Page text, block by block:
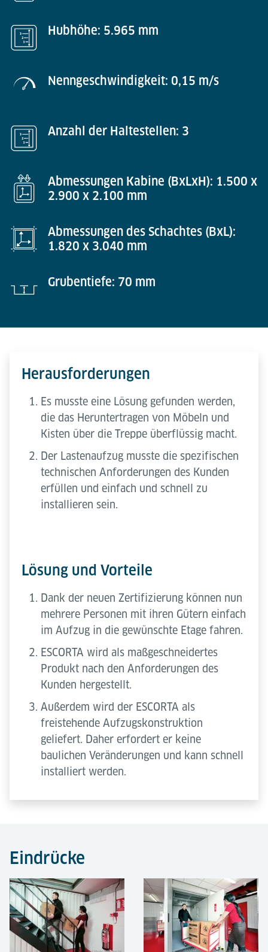
Hubhöhe: 5.965 mm
Nenngeschwindigkeit: 0,15 m/s
Anzahl der Haltestellen: 3
Abmessungen Kabine (BxLxH): 1.500 x
2.900 x 2.100 mm
Abmessungen des Schachtes (BxL):
1.820 x 3.040 mm
Grubentiefe: 70 mm
Herausforderungen
Es musste eine Lösung gefunden werden,
die das Heruntertragen von Möbeln und
Kisten über die Treppe überflüssig macht.
Der Lastenaufzug musste die spezifischen
technischen Anforderungen des Kunden
erfüllen und einfach und schnell zu
installieren sein.
Lösung und Vorteile
Dank der neuen Zertifizierung können nun
mehrere Personen mit ihren Gütern einfach
im Aufzug in die gewünschte Etage fahren.
ESCORTA wird als maßgeschneidertes
Produkt nach den Anforderungen des
Kunden hergestellt.
Außerdem wird der ESCORTA als
freistehende Aufzugskonstruktion
geliefert. Daher erfordert er keine
baulichen Veränderungen und kann schnell
installiert werden.
Eindrücke